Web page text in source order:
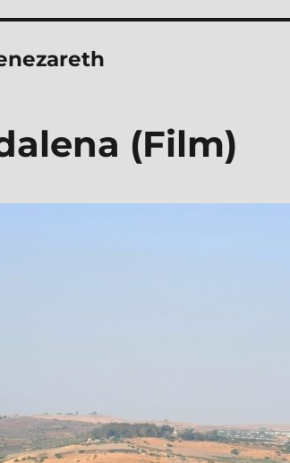
(Film)